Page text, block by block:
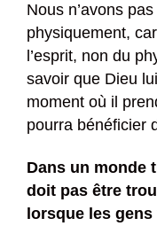
Nous n’avons
physiquement,
l’esprit, non du
savoir que Dieu
moment où il
pourra bénéficier
Dans un monde
doit pas être
lorsque les gens